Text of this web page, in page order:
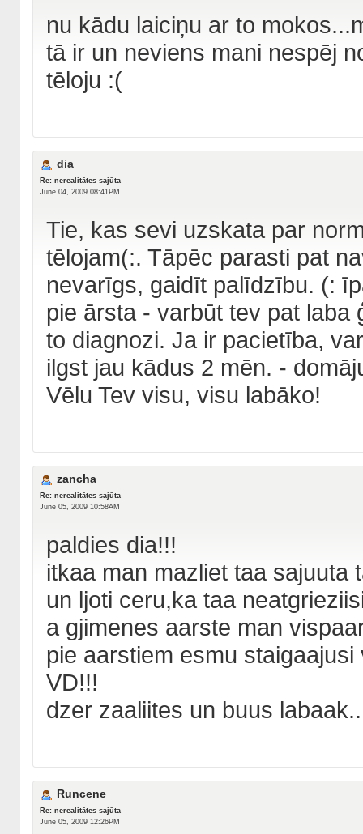
nu kādu laiciņu ar to
tā ir un neviens mani nespēj
tēloju :(
dia
Re: nerealitātes sajūta
June 04, 2009 08:41PM
Tie, kas sevi uzskata par
tēlojam(:. Tāpēc parasti pat
nevarīgs, gaidīt palīdzību. (:
pie ārsta - varbūt tev pat
to diagnozi. Ja ir pacietība,
ilgst jau kādus 2 mēn. -
Vēlu Tev visu, visu labāko!
zancha
Re: nerealitātes sajūta
June 05, 2009 10:58AM
paldies dia!!!
itkaa man mazliet taa sajuuta
un ljoti ceru,ka taa
a gjimenes aarste man
pie aarstiem esmu
VD!!!
dzer zaaliites un buus
Runcene
Re: nerealitātes sajūta
June 05, 2009 12:26PM